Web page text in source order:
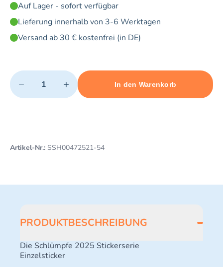
Auf Lager - sofort verfügbar
Lieferung innerhalb von 3-6 Werktagen
Versand ab 30 € kostenfrei (in DE)
Quantity
− +
Minimum quantity: 1 Maximum quantity: 3
In den Warenkorb
Add 1 item to cart
Artikel-Nr.: SSH00472521-54
PRODUKTBESCHREIBUNG
Die Schlümpfe 2025 Stickerserie
Einzelsticker